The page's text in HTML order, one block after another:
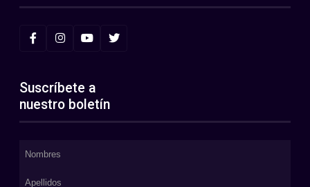
Suscríbete a
nuestro boletín